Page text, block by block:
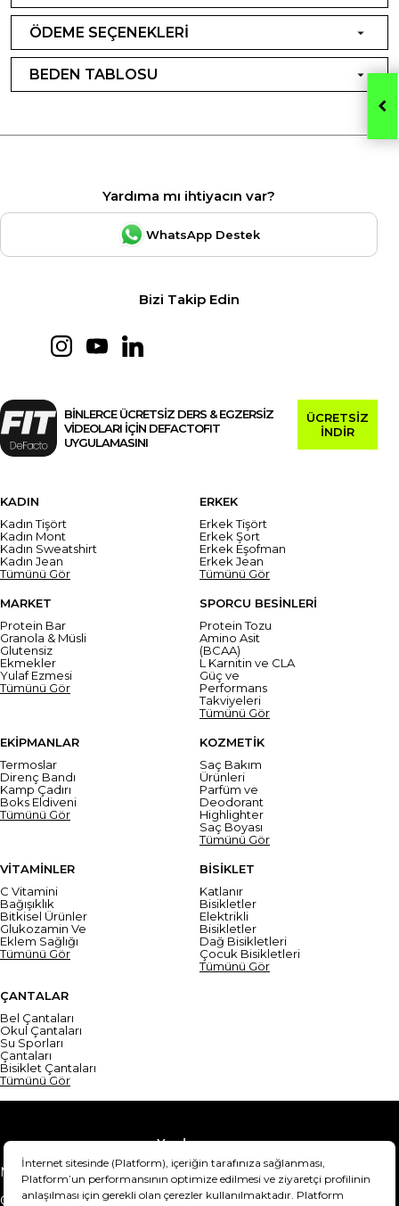
ÖDEME SEÇENEKLERİ
BEDEN TABLOSU
Yardıma mı ihtiyacın var?
WhatsApp Destek
Bizi Takip Edin
BİNLERCE ÜCRETSİZ DERS & EGZERSİZ
VİDEOLARI İÇİN DEFACTOFIT
UYGULAMASINI
ÜCRETSİZ
İNDİR
KADIN
Kadın Tişört
Kadın Mont
Kadın Sweatshirt
Kadın Jean
Tümünü Gör
ERKEK
Erkek Tişört
Erkek Şort
Erkek Eşofman
Erkek Jean
Tümünü Gör
MARKET
Protein Bar
Granola & Müsli
Glutensiz
Ekmekler
Yulaf Ezmesi
Tümünü Gör
SPORCU BESİNLERİ
Protein Tozu
Amino Asit
(BCAA)
L Karnitin ve CLA
Güç ve
Performans
Takviyeleri
Tümünü Gör
EKİPMANLAR
Termoslar
Direnç Bandı
Kamp Çadırı
Boks Eldiveni
Tümünü Gör
KOZMETİK
Saç Bakım
Ürünleri
Parfüm ve
Deodorant
Highlighter
Saç Boyası
Tümünü Gör
VİTAMİNLER
C Vitamini
Bağışıklık
Bitkisel Ürünler
Glukozamin Ve
Eklem Sağlığı
Tümünü Gör
BİSİKLET
Katlanır
Bisikletler
Elektrikli
Bisikletler
Dağ Bisikletleri
Çocuk Bisikletleri
Tümünü Gör
ÇANTALAR
Bel Çantaları
Okul Çantaları
Su Sporları
Çantaları
Bisiklet Çantaları
Tümünü Gör
Yardım
Mesafeli Satış Sözleşmesi
Teslimat Bilgisi
Gizlilik Sözleşmesi
Şartlar & Koşullar